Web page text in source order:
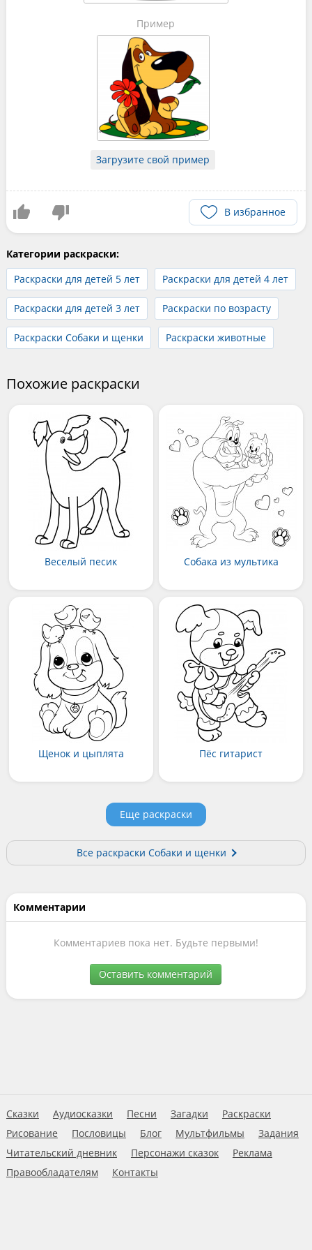
Пример
Загрузите свой пример
В избранное
Категории раскраски:
Раскраски для детей 5 лет
Раскраски для детей 4 лет
Раскраски для детей 3 лет Раскраски по возрасту
Раскраски Собаки и щенки Раскраски животные
Похожие раскраски
Веселый песик Собака из мультика
Щенок и цыплята Пёс гитарист
Еще раскраски
Все раскраски Собаки и щенки
Комментарии
Комментариев пока нет. Будьте первыми!
Оставить комментарий
Сказки Аудиосказки Песни Загадки
Раскраски
Рисование
Пословицы Блог Мультфильмы
Задания
Читательский дневник
Персонажи сказок
Реклама
Правообладателям
Контакты